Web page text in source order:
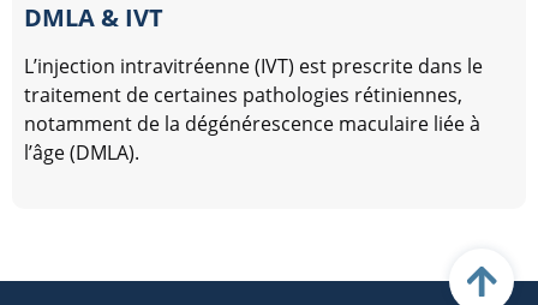
DMLA & IVT
L’injection intravitréenne (IVT) est prescrite dans le
traitement de certaines pathologies rétiniennes,
notamment de la dégénérescence maculaire liée à
l’âge (DMLA).